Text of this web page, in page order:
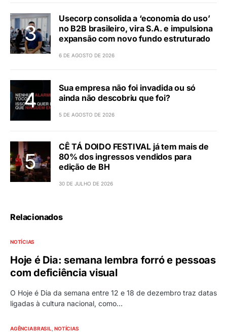
Usecorp consolida a ‘economia do uso’
no B2B brasileiro, vira S.A. e impulsiona
expansão com novo fundo estruturado
6 DE AGOSTO DE 2026
Sua empresa não foi invadida ou só
ainda não descobriu que foi?
5 DE AGOSTO DE 2026
CÊ TÁ DOIDO FESTIVAL já tem mais de
80% dos ingressos vendidos para
edição de BH
30 DE JULHO DE 2026
Relacionados
NOTÍCIAS
Hoje é Dia: semana lembra forró e pessoas
com deficiência visual
O Hoje é Dia da semana entre 12 e 18 de dezembro traz datas
ligadas à cultura nacional, como…
AGÊNCIA BRASIL NOTÍCIAS